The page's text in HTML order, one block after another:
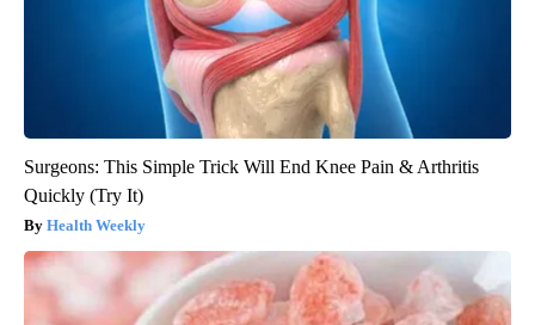
Surgeons: This Simple Trick Will End Knee Pain & Arthritis
Quickly (Try It)
Health Weekly